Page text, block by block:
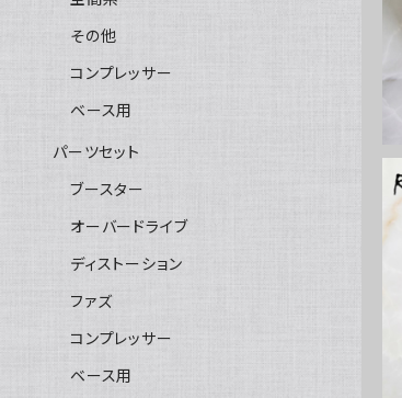
その他
コンプレッサー
ベース用
パーツセット
ブースター
オーバードライブ
ディストーション
ファズ
コンプレッサー
ベース用